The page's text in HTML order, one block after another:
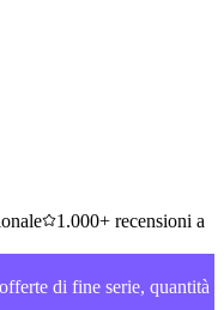
1.000+ recensioni a
di fine serie, quantità